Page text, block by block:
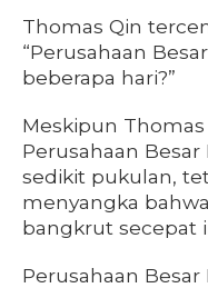
Thomas Qin
“Perusahaan
beberapa hari?”
Meskipun
Perusahaan
sedikit pukulan,
menyangka
bangkrut secepat
Perusahaan